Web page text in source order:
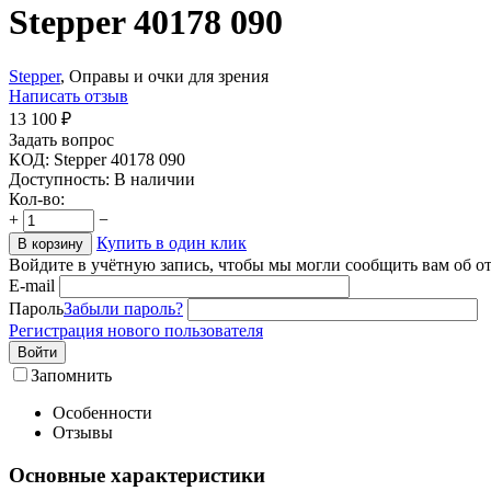
Stepper 40178 090
Stepper, Оправы и очки для зрения
Написать отзыв
13 100 ₽
Задать вопрос
КОД: Stepper 40178 090
Доступность: В наличии
Кол-во:
+
−
В корзину
Купить в один клик
Войдите в учётную запись, чтобы мы могли сообщить вам об
E-mail
ПарольЗабыли пароль?
Регистрация нового пользователя
Войти
Запомнить
Особенности
Отзывы
Основные характеристики